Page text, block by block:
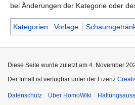
Navigation
Suche
bei Änderungen der Kategorie oder
Kategorien: Vorlage
Diese Seite wurde zuletzt am 4. November
Der Inhalt ist verfügbar unter der Lizenz
Datenschutz Über HomoWiki